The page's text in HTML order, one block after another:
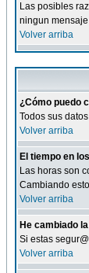
Las posibles
ningun
Volver arriba
¿Cómo puedo
Todos sus
Volver arriba
El tiempo en
Las horas son
Cambiando
Volver arriba
He cambiado
Si estas
Volver arriba